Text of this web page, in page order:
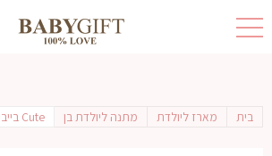
בית מארז ליולדת מתנה ליולדת בן Cute בייבי זר